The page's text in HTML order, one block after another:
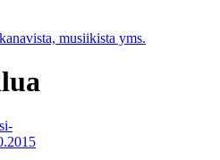
musiikista yms.